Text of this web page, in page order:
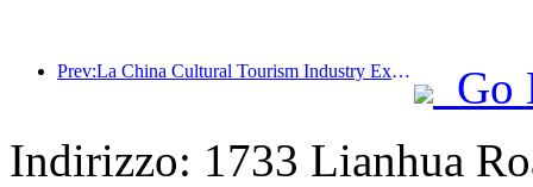
Prev:La China Cultural Tourism Industry Expo del 2025 si terrà a Wuhan dal 12 al 14 settembre.
Go
Indirizzo: 1733 Lianhua